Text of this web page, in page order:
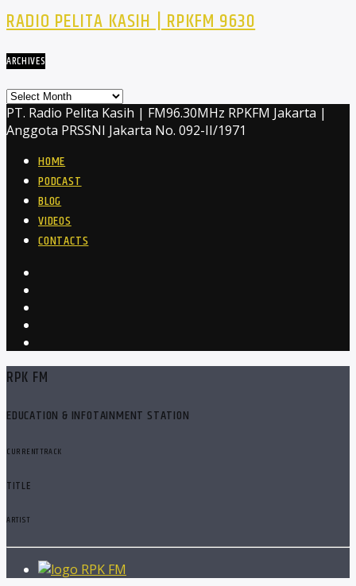
RADIO PELITA KASIH | RPKFM 9630
ARCHIVES
Archives
PT. Radio Pelita Kasih | FM96.30MHz RPKFM Jakarta |
Anggota PRSSNI Jakarta No. 092-II/1971
HOME
PODCAST
BLOG
VIDEOS
CONTACTS
RPK FM
EDUCATION & INFOTAINMENT STATION
CURRENT TRACK
TITLE
ARTIST
RPK FM